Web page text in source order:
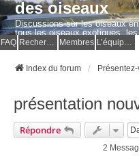
des oiseaux
Discussions sur les oiseaux
tous les oiseaux exotiques,
Questions, photos, expériences.
FAQ Membres
Index du forum
présentation
Répondre
2